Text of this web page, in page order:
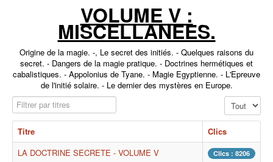
VOLUME V :
MISCELLANEES.
Origine de la magie. -, Le secret des initiés. - Quelques raisons du
secret. - Dangers de la magie pratique. - Doctrines hermétiques et
cabalistiques. - Appolonius de Tyane. - Magie Egyptienne. - L'Epreuve
de l'initié solaire. - Le dernier des mystères en Europe.
Filtrer par titres
Affichage #
Titre
Clics
LA DOCTRINE SECRETE - VOLUME V
Clics : 8206